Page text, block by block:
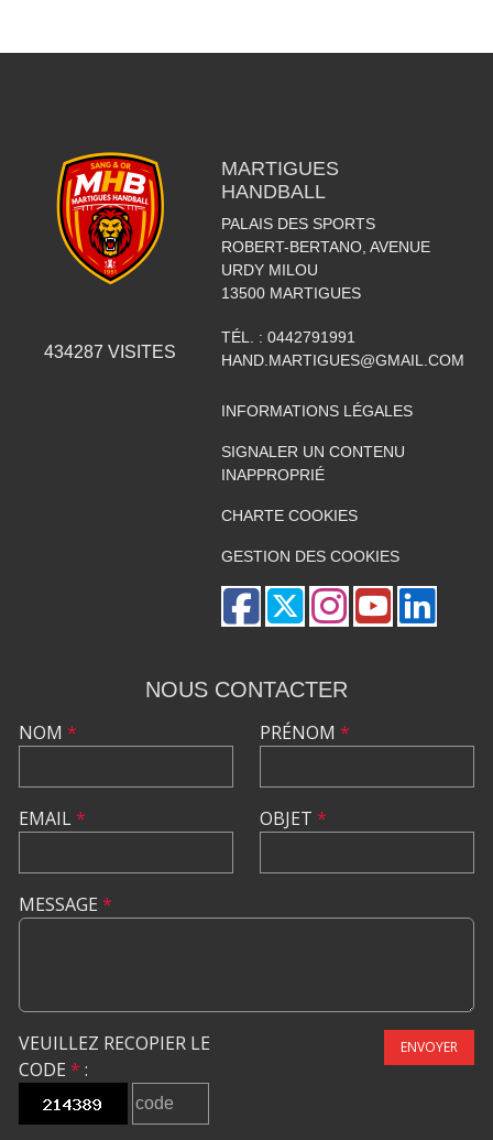
434287 VISITES
MARTIGUES
HANDBALL
PALAIS DES SPORTS
ROBERT-BERTANO, AVENUE
URDY MILOU
13500 MARTIGUES
TÉL. : 0442791991
HAND.MARTIGUES@GMAIL.COM
INFORMATIONS LÉGALES
SIGNALER UN CONTENU
INAPPROPRIÉ
CHARTE COOKIES
GESTION DES COOKIES
NOUS CONTACTER
NOM *
EMAIL*
PRÉNOM *
OBJET *
MESSAGE *
VEUILLEZ RECOPIER LE
CODE * :
ENVOYER